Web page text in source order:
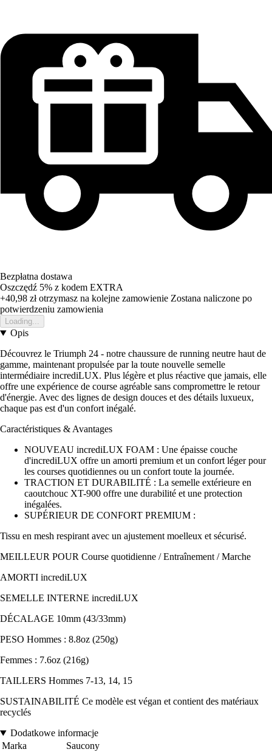
Bezpłatna dostawa
Oszczędź 5% z kodem EXTRA
+40,98 złotrzymasz na kolejne zamowienie Zostana naliczone po
potwierdzeniu zamowienia
Loading...
Opis
Découvrez le Triumph 24 - notre chaussure de running neutre haut de
gamme, maintenant propulsée par la toute nouvelle semelle
intermédiaire incrediLUX. Plus légère et plus réactive que jamais, elle
offre une expérience de course agréable sans compromettre le retour
d'énergie. Avec des lignes de design douces et des détails luxueux,
chaque pas est d'un confort inégalé.
Caractéristiques & Avantages
NOUVEAU incrediLUX FOAM : Une épaisse couche
d'incrediLUX offre un amorti premium et un confort léger pour
les courses quotidiennes ou un confort toute la journée.
TRACTION ET DURABILITÉ : La semelle extérieure en
caoutchouc XT-900 offre une durabilité et une protection
inégalées.
SUPÉRIEUR DE CONFORT PREMIUM :
Tissu en mesh respirant avec un ajustement moelleux et sécurisé.
MEILLEUR POUR Course quotidienne / Entraînement / Marche
AMORTI incrediLUX
SEMELLE INTERNE incrediLUX
DÉCALAGE 10mm (43/33mm)
PESO Hommes : 8.8oz (250g)
Femmes : 7.6oz (216g)
TAILLERS Hommes 7-13, 14, 15
SUSTAINABILITÉ Ce modèle est végan et contient des matériaux
recyclés
Dodatkowe informacje
Marka
Saucony